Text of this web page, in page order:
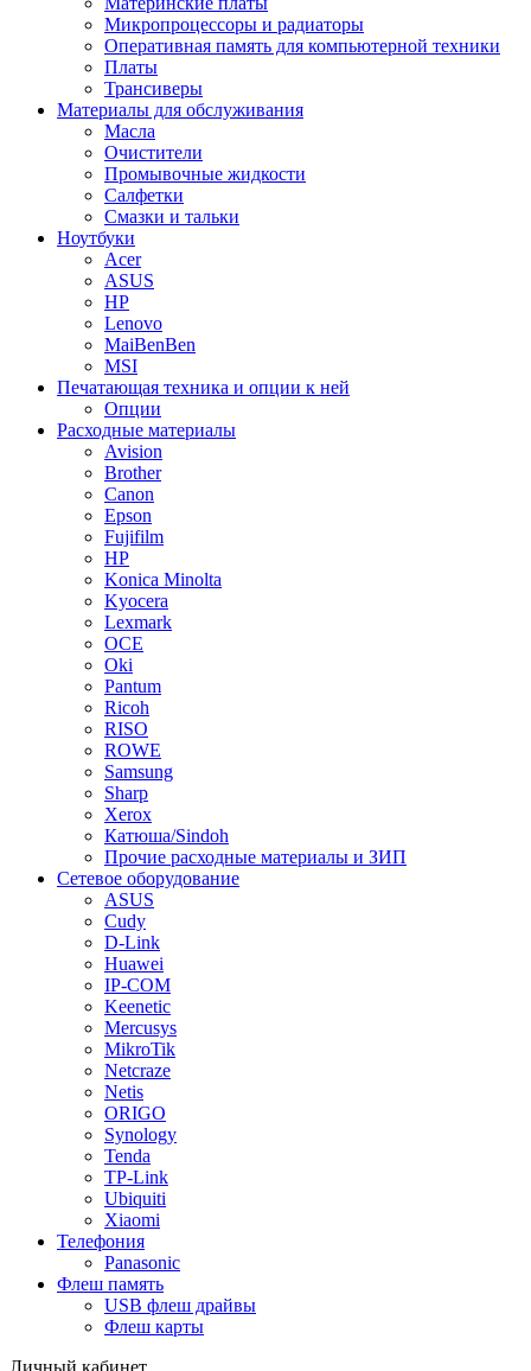
Микропроцессоры и радиаторы
Оперативная память для компьютерной техники
Платы
Трансиверы
Материалы для обслуживания
Масла
Очистители
Промывочные жидкости
Салфетки
Смазки и тальки
Ноутбуки
Acer
ASUS
HP
Lenovo
MaiBenBen
MSI
Печатающая техника и опции к ней
Опции
Расходные материалы
Avision
Brother
Canon
Epson
Fujifilm
HP
Konica Minolta
Kyocera
Lexmark
OCE
Oki
Pantum
Ricoh
RISO
ROWE
Samsung
Sharp
Xerox
Катюша/Sindoh
Прочие расходные материалы и ЗИП
Сетевое оборудование
ASUS
Cudy
D-Link
Huawei
IP-COM
Keenetic
Mercusys
MikroTik
Netcraze
Netis
ORIGO
Synology
Tenda
TP-Link
Ubiquiti
Xiaomi
Телефония
Panasonic
Флеш память
USB флеш драйвы
Флеш карты
Личный кабинет